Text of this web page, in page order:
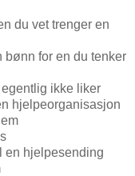
du vet trenger en
bønn for en du tenker
egentlig ikke liker
hjelpeorganisasjon
en hjelpesending